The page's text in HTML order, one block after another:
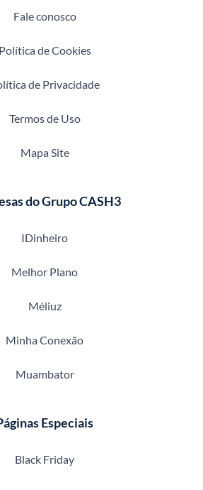
Fale conosco
Política de Cookies
de Privacidade
Termos de Uso
Mapa Site
do Grupo CASH3
IDinheiro
Melhor Plano
Méliuz
Minha Conexão
Muambator
Especiais
Black Friday